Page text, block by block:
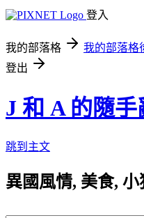
登入
我的部落格 我的部落格
登出
J 和 A 的隨手
跳到主文
異國風情, 美食,